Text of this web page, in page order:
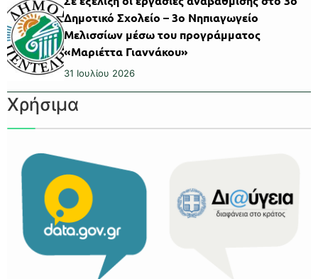
Δημοτικό Σχολείο – 3ο Νηπιαγωγείο
Μελισσίων μέσω του προγράμματος
«Μαριέττα Γιαννάκου»
31 Ιουλίου 2026
Χρήσιμα